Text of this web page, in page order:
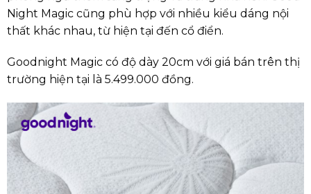
Night Magic cũng phù hợp với nhiều kiểu dáng nội
thất khác nhau, từ hiện tại đến cổ điển.
Goodnight Magic có độ dày 20cm với giá bán trên thị
trường hiện tại là 5.499.000 đồng.